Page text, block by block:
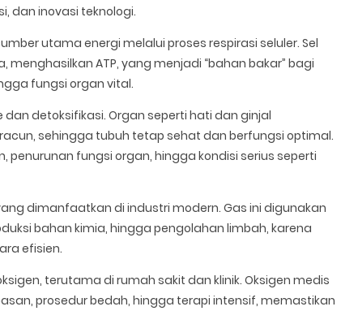
dan inovasi teknologi.
utama energi melalui proses respirasi seluler. Sel
ATP, yang menjadi “bahan bakar” bagi
fungsi organ vital.
detoksifikasi. Organ seperti hati dan ginjal
sehingga tubuh tetap sehat dan berfungsi optimal.
fungsi organ, hingga kondisi serius seperti
dimanfaatkan di industri modern. Gas ini digunakan
bahan kimia, hingga pengolahan limbah, karena
efisien.
terutama di rumah sakit dan klinik. Oksigen medis
prosedur bedah, hingga terapi intensif, memastikan